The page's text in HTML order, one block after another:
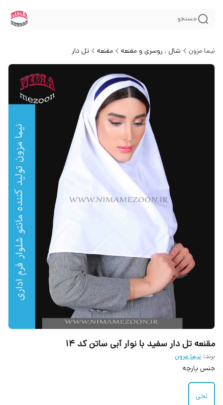
جستجو
نیما مزون شال , روسری و مقنعه مقنعه تل دار
مقنعه تل دار سفید با نوار آبی ساتن کد ۱۴
برند: نیما مزون
جنس پارچه
نخی